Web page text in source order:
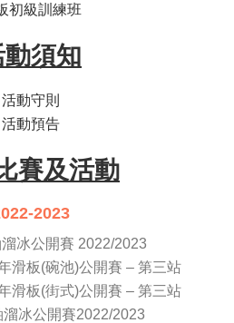
初級訓練班
須知
活動守則
活動預告
賽及活動
2023
冰公開賽 2022/2023
滑板(碗池)公開賽 – 第三站
滑板(街式)公開賽 – 第三站
冰公開賽2022/2023